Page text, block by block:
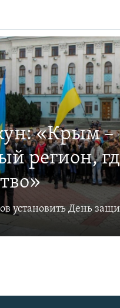
«Крым –
регион,
установить День